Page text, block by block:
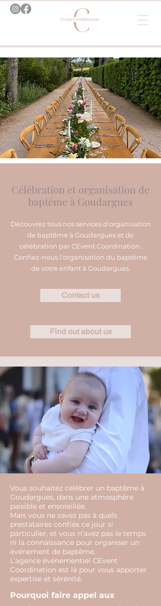
Célébration et organisation de
baptême à Goudargues
Découvrez tous nos services d'organisation
de baptême à Goudargues et de
célébration par CEvent Coordination.
Confiez-nous l'organisation du baptême
de votre enfant à Goudargues.
Contact us
Find out about us
Vous souhaitez célébrer un baptême à
Goudargues, dans une atmosphère
paisible et ensoleillée.
Mais vous ne savez pas à quels
prestataires confiés ce jour si
particulier, et vous n’avez pas le temps
ni la connaissance pour organiser un
événement de baptême.
L’agence événementiel CEvent
Coordination est là pour vous apporter
expertise et sérénité.
Pourquoi faire appel aux